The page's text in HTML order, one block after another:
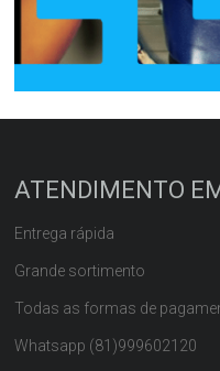
ATENDIMENTO
Entrega rápida
Grande sortimento
Todas as formas de
Whatsapp (81)999602120